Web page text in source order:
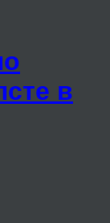
в